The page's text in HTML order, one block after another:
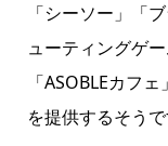
「シーソー」「
ューティングゲ
「ASOBLEカフ
を提供するそうで